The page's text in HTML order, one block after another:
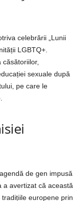
celebrării „Lunii
LGBTQ+.
sexuale după
pe care le
de gen impusă
a avertizat că această
europene prin